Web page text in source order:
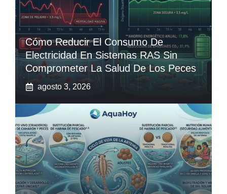
Cómo Reducir El Consumo De
Electricidad En Sistemas RAS Sin
Comprometer La Salud De Los Peces
agosto 3, 2026